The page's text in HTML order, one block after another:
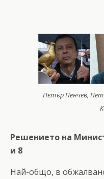
Петър Пенчев,
Решението на
и 8
Най-общо, в